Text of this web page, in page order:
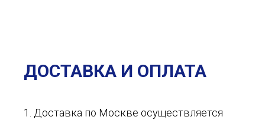
ДОСТАВКА И ОПЛАТА
1. Доставка по Москве осуществляется